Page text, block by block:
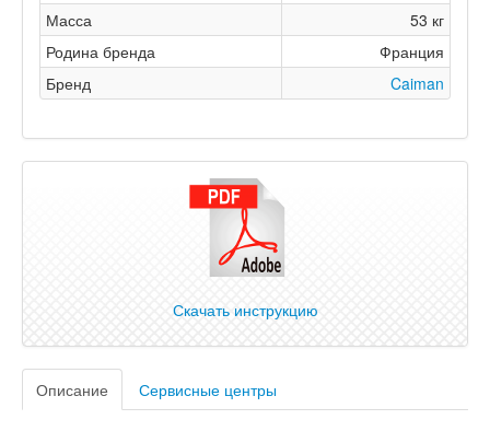
Масса
53 кг
Родина бренда
Франция
Бренд
Caiman
Скачать инструкцию
Описание Сервисные центры